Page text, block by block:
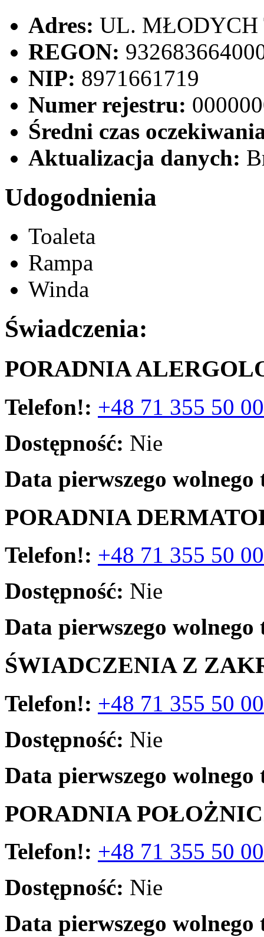
Adres: UL. MŁODYCH
REGON:
NIP: 8971661719
Numer rejestru:
Średni czas
Aktualizacja danych:
Udogodnienia
Toaleta
Rampa
Winda
Świadczenia:
PORADNIA
Telefon!: +48 71 355 50 00
Dostępność: Nie
Data pierwszego
PORADNIA
Telefon!: +48 71 355 50 00
Dostępność: Nie
Data pierwszego
ŚWIADCZENIA Z
Telefon!: +48 71 355 50 00
Dostępność: Nie
Data pierwszego
PORADNIA
Telefon!: +48 71 355 50 00
Dostępność: Nie
Data pierwszego